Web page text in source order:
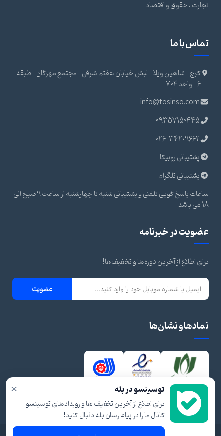
تجارت ، حقوق و اقتصاد
تماس با ما
کرج - شاهین ویلا - نبش خیابان هفتم شرقی - مجتمع مهرگان - طبقه
6 - واحد 704
info@tosinso.com
09357150445
026-34209662
پشتیبانی روبیکا
پشتیبانی تلگرام
ساعات پاسخ گویی تلفنی و پشتیبانی شنبه تا چهارشنبه از ساعت 9 صبح الی
18 می باشد
عضویت در خبرنامه
برای اطلاع از آخرین دوره‌ها و تخفیف‌ها!
عضویت
نمادها و نشان‌ها
× توسینسو در بله
برای اطلاع از آخرین تخفیف ها و رویدادهای توسینسو
کانال ما را در پیام رسان بله دنبال کنید!